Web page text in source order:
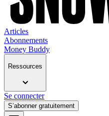
Articles
Abonnements
Money Buddy
Ressources
Se connecter
S’abonner gratuitement